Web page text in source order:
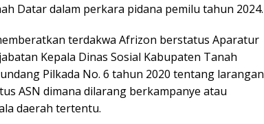
Datar dalam perkara pidana pemilu tahun 2024.
terdakwa Afrizon berstatus Aparatur
Kepala Dinas Sosial Kabupaten Tanah
Pilkada No. 6 tahun 2020 tentang larangan
ASN dimana dilarang berkampanye atau
daerah tertentu.